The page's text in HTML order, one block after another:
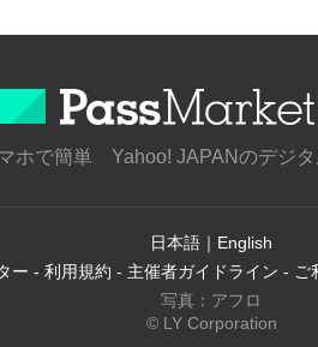
ホで簡単 Yahoo! JAPANのデジタ
日本語 ｜ English
ー - 利用規約 - 主催者ガイドライン - ご
写真：アフロ
© LY Corporation